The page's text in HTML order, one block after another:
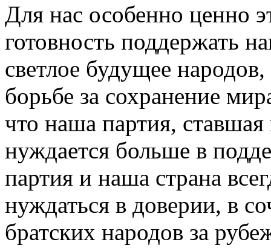
Для нас особенно ценно
готовность поддержать
светлое будущее
борьбе за сохранение
что наша партия,
нуждается больше в
партия и наша страна
нуждаться в доверии, в
братских народов за